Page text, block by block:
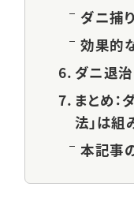
ダニ捕
効果的
ダニ退
まとめ：
法」は組
本記事